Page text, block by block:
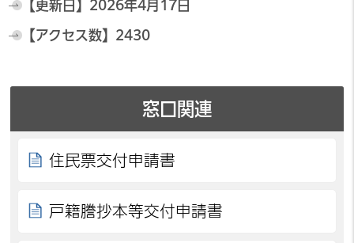
【更新日】 2026年4月17日
【アクセス数】 2430
窓口関連
住民票交付申請書
戸籍謄抄本等交付申請書